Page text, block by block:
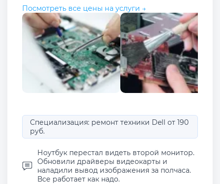
Посмотреть все цены на услуги →
Специализация: ремонт техники Dell от 190
руб.
Ноутбук перестал видеть второй монитор.
Обновили драйверы видеокарты и
наладили вывод изображения за полчаса.
Все работает как надо.